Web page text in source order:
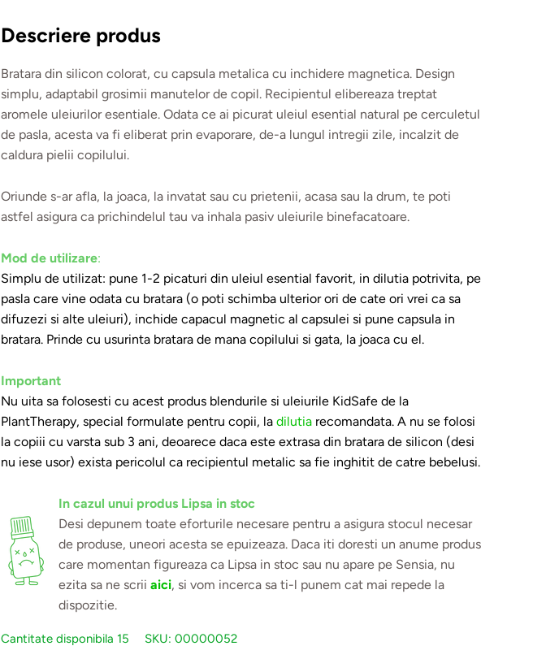
Descriere produs
Bratara din silicon colorat, cu capsula metalica cu inchidere magnetica. Design
simplu, adaptabil grosimii manutelor de copil. Recipientul elibereaza treptat
aromele uleiurilor esentiale. Odata ce ai picurat uleiul esential natural pe cerculetul
de pasla, acesta va fi eliberat prin evaporare, de-a lungul intregii zile, incalzit de
caldura pielii copilului.
Oriunde s-ar afla, la joaca, la invatat sau cu prietenii, acasa sau la drum, te poti
astfel asigura ca prichindelul tau va inhala pasiv uleiurile binefacatoare.
Mod de utilizare:
Simplu de utilizat: pune 1-2 picaturi din uleiul esential favorit, in dilutia potrivita, pe
pasla care vine odata cu bratara (o poti schimba ulterior ori de cate ori vrei ca sa
difuzezi si alte uleiuri), inchide capacul magnetic al capsulei si pune capsula in
bratara. Prinde cu usurinta bratara de mana copilului si gata, la joaca cu el.
Important
Nu uita sa folosesti cu acest produs blendurile si uleiurile KidSafe de la
PlantTherapy, special formulate pentru copii, ladilutia recomandata. A nu se folosi
la copiii cu varsta sub 3 ani, deoarece daca este extrasa din bratara de silicon (desi
nu iese usor) exista pericolul ca recipientul metalic sa fie inghitit de catre bebelusi.
In cazul unui produs Lipsa in stoc
Desi depunem toate eforturile necesare pentru a asigura stocul necesar
de produse, uneori acesta se epuizeaza. Daca iti doresti un anume produs
care momentan figureaza ca Lipsa in stoc sau nu apare pe Sensia, nu
ezita sa ne scriiaici, si vom incerca sa ti-l punem cat mai repede la
dispozitie.
Cantitate disponibila 15 SKU: 00000052